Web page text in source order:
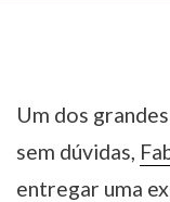
Um dos
sem dúvidas,
entregar uma